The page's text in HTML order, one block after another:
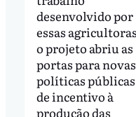
desenvolvido por
essas
o projeto abriu as
portas para novas
políticas públicas
de incentivo à
produção das